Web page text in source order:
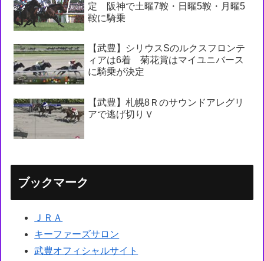
定 阪神で土曜7鞍・日曜5鞍・月曜5
鞍に騎乗
【武豊】シリウスSのルクスフロンテ
ィアは6着 菊花賞はマイユニバース
に騎乗が決定
【武豊】札幌8Ｒのサウンドアレグリ
アで逃げ切りＶ
ブックマーク
ＪＲＡ
キーファーズサロン
武豊オフィシャルサイト